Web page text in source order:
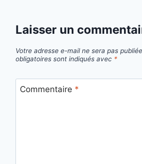
Laisser un
Votre adresse e-mail ne sera pas
obligatoires sont indiqués avec *
Commentaire *